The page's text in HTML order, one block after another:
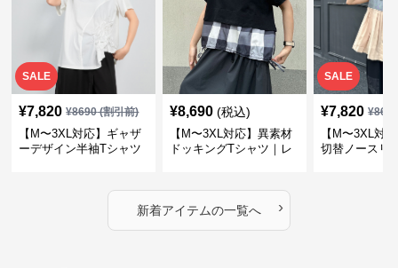
SALE
¥7,820 ¥8690(割引前)
【M〜3XL対応】ギャザ
ーデザイン半袖Tシャツ
¥8,690 (税込)
【M〜3XL対応】異素材
ドッキングTシャツ｜レ
カバー・大人モード
SALE
¥7,820 ¥
【M〜3XL対
切替ノースリ
新着アイテムの一覧へ ›